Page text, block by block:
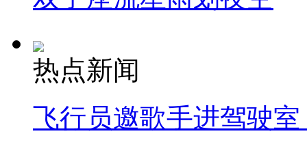
热点新闻
飞行员邀歌手进驾驶